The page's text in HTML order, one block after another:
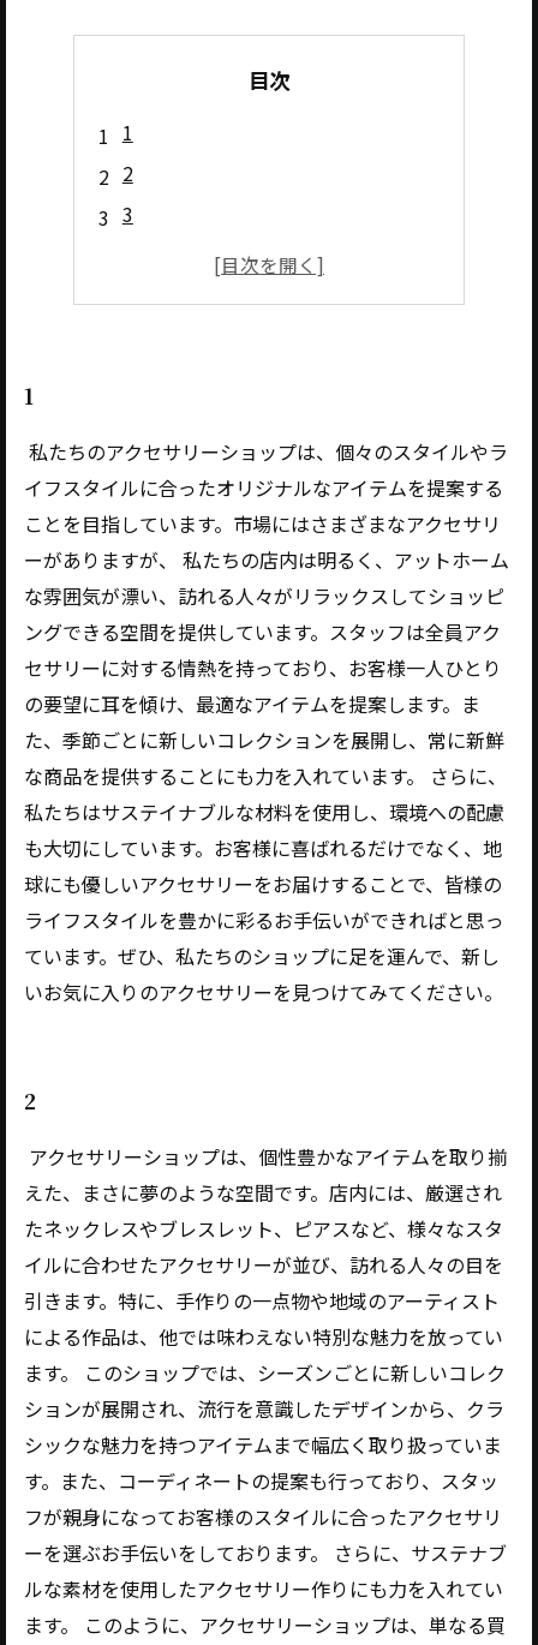
目次
1
2
3
1
私たちのアクセサリーショップは、個々のスタイルやラ
イフスタイルに合ったオリジナルなアイテムを提案する
ことを目指しています。市場にはさまざまなアクセサリ
ーがありますが、 私たちの店内は明るく、アットホーム
な雰囲気が漂い、訪れる人々がリラックスしてショッピ
ングできる空間を提供しています。スタッフは全員アク
セサリーに対する情熱を持っており、お客様一人ひとり
の要望に耳を傾け、最適なアイテムを提案します。ま
た、季節ごとに新しいコレクションを展開し、常に新鮮
な商品を提供することにも力を入れています。 さらに、
私たちはサステイナブルな材料を使用し、環境への配慮
も大切にしています。お客様に喜ばれるだけでなく、地
球にも優しいアクセサリーをお届けすることで、皆様の
ライフスタイルを豊かに彩るお手伝いができればと思っ
ています。ぜひ、私たちのショップに足を運んで、新し
いお気に入りのアクセサリーを見つけてみてください。
2
アクセサリーショップは、個性豊かなアイテムを取り揃
えた、まさに夢のような空間です。店内には、厳選され
たネックレスやブレスレット、ピアスなど、様々なスタ
イルに合わせたアクセサリーが並び、訪れる人々の目を
引きます。特に、手作りの一点物や地域のアーティスト
による作品は、他では味わえない特別な魅力を放ってい
ます。 このショップでは、シーズンごとに新しいコレク
ションが展開され、流行を意識したデザインから、クラ
シックな魅力を持つアイテムまで幅広く取り扱っていま
す。また、コーディネートの提案も行っており、スタッ
フが親身になってお客様のスタイルに合ったアクセサリ
ーを選ぶお手伝いをしております。 さらに、サステナブ
ルな素材を使用したアクセサリー作りにも力を入れてい
ます。 このように、アクセサリーショップは、単なる買